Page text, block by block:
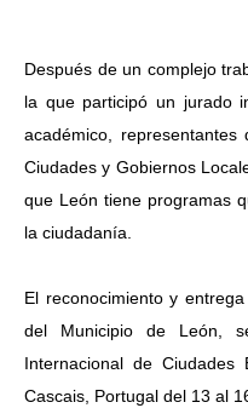
Después de un complejo
la que participó un jurado
académico,
Ciudades y Gobiernos
que León tiene programas
la ciudadanía.
El reconocimiento y
del Municipio de León,
Internacional de Ciudades
Cascais, Portugal del 13 al